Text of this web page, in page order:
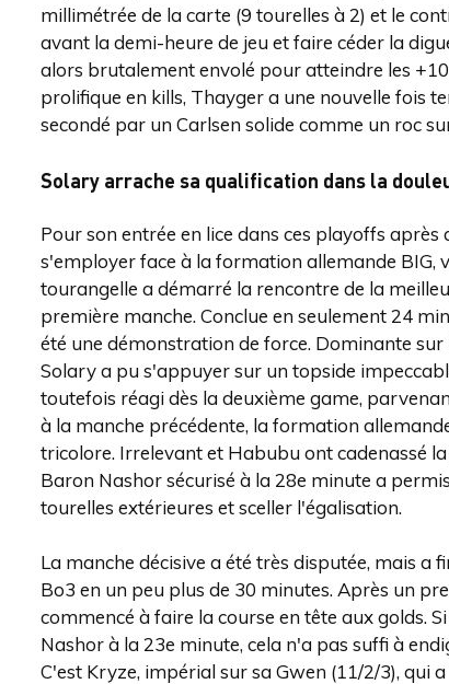
millimétrée de la carte (9 tourelles à 2) et le
avant la demi-heure de jeu et faire céder la
alors brutalement envolé pour atteindre les
prolifique en kills, Thayger a une nouvelle fois
secondé par un Carlsen solide comme un roc
Solary arrache sa qualification dans la
Pour son entrée en lice dans ces playoffs
s'employer face à la formation allemande BIG,
tourangelle a démarré la rencontre de la
première manche. Conclue en seulement 24
été une démonstration de force. Dominante
Solary a pu s'appuyer sur un topside
toutefois réagi dès la deuxième game,
à la manche précédente, la formation
tricolore. Irrelevant et Habubu ont cadenassé
Baron Nashor sécurisé à la 28e minute a
tourelles extérieures et sceller l'égalisation.
La manche décisive a été très disputée, mais a
Bo3 en un peu plus de 30 minutes. Après un
commencé à faire la course en tête aux golds.
Nashor à la 23e minute, cela n'a pas suffi à
C'est Kryze, impérial sur sa Gwen (11/2/3), qui